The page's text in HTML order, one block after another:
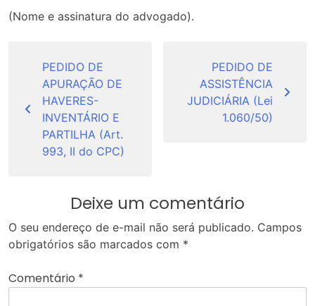
(Nome e assinatura do advogado).
Post
PEDIDO DE
APURAÇÃO DE
HAVERES-
INVENTÁRIO E
PARTILHA (Art.
993, II do CPC)
PEDIDO DE
ASSISTÊNCIA
JUDICIÁRIA (Lei
1.060/50)
Deixe um comentário
O seu endereço de e-mail não será publicado. Campos
obrigatórios são marcados com *
Comentário *